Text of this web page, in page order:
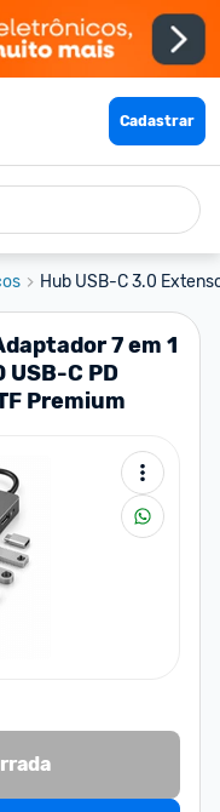
Cadastrar
Hub USB-C 3.0
7 em 1
USB-C PD
Premium